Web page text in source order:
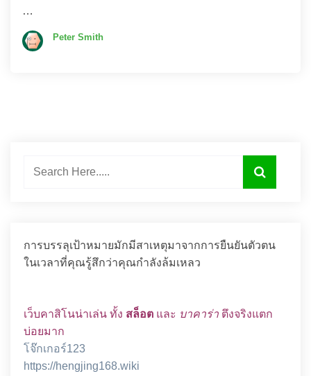
…
Peter Smith
การบรรลุเป้าหมายมักมีสาเหตุมาจากการยืนยันตัวตน
ในเวลาที่คุณรู้สึกว่าคุณกำลังล้มเหลว
เว็บคาสิโนน่าเล่น ทั้ง สล็อต และ บาคาร่า ตึงจริงแตก
บ่อยมาก
โจ๊กเกอร์123
https://hengjing168.wiki